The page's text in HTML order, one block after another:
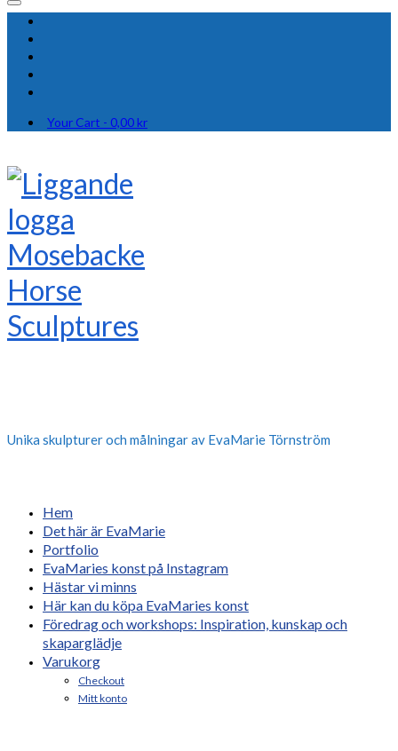
Your Cart - 0,00kr
Unika skulpturer och målningar av EvaMarie Törnström
Hem
Det här är EvaMarie
Portfolio
EvaMaries konst på Instagram
Hästar vi minns
Här kan du köpa EvaMaries konst
Föredrag och workshops: Inspiration, kunskap och
skaparglädje
Varukorg
Checkout
Mitt konto